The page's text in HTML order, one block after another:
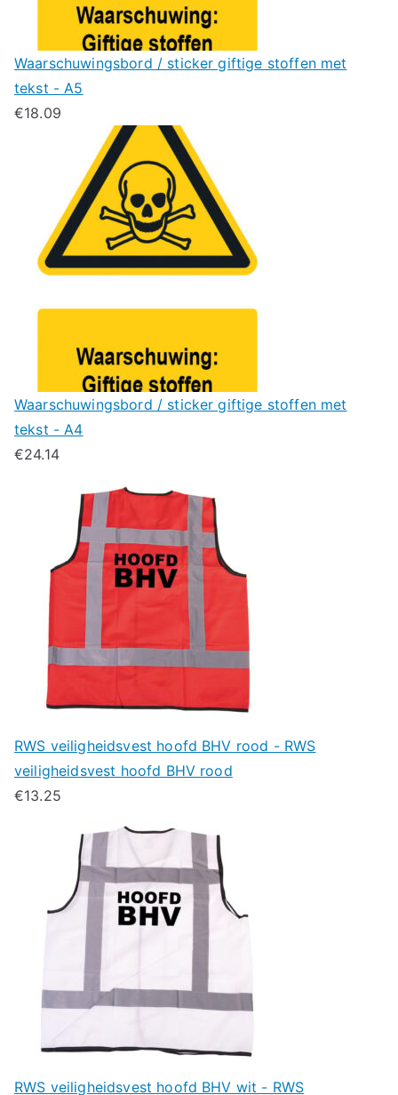
Waarschuwingsbord / sticker giftige stoffen met
tekst - A5
€18.09
Waarschuwingsbord / sticker giftige stoffen met
tekst - A4
€24.14
RWS veiligheidsvest hoofd BHV rood - RWS
veiligheidsvest hoofd BHV rood
€13.25
RWS veiligheidsvest hoofd BHV wit - RWS